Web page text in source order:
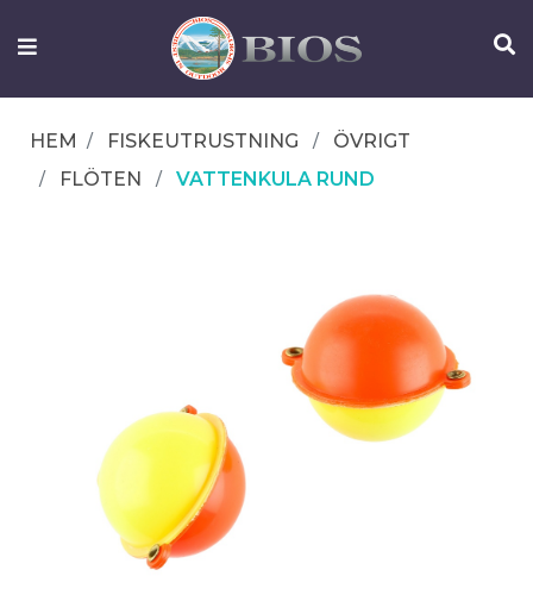
FISKEUTRUSTNING
OM
IFISH
HEM FISKEUTRUSTNING
ÖVRIGT
FLÖTEN
VATTENKULA RUND